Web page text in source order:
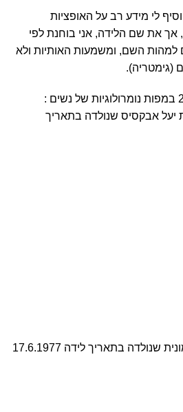
לי מידע רב על האופציות
אך את שם הלידה, אני בוחנת לפי
למהות השם, ומשמעות האותיות ולא
(גימטריה).
יעל אבקסיס שנולדה בתאריך
בתאריך לידה 17.6.1977